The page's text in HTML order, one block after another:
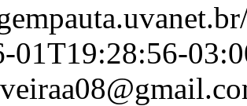
01T19:28:56-